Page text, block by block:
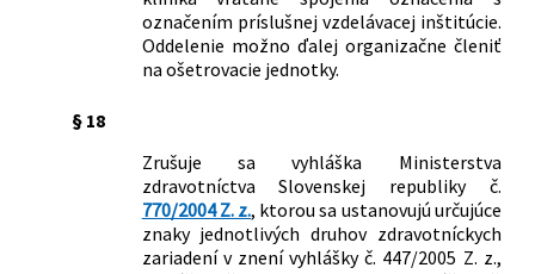
označením príslušnej vzdelávacej inštitúcie.
Oddelenie možno ďalej organizačne členiť
na ošetrovacie jednotky.
§ 18
Zrušuje sa vyhláška Ministerstva
zdravotníctva Slovenskej republiky č.
770/2004 Z. z., ktorou sa ustanovujú určujúce
znaky jednotlivých druhov zdravotníckych
zariadení v znení vyhlášky č. 447/2005 Z. z.,